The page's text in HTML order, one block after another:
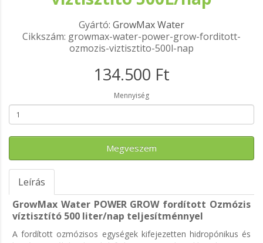
Gyártó: GrowMax Water
Cikkszám: growmax-water-power-grow-forditott-
ozmozis-viztisztito-500l-nap
134.500 Ft
Mennyiség
Megveszem
Leírás
GrowMax Water POWER GROW fordított Ozmózis
víztisztító 500 liter/nap teljesítménnyel
A fordított ozmózisos egységek kifejezetten hidropónikus és